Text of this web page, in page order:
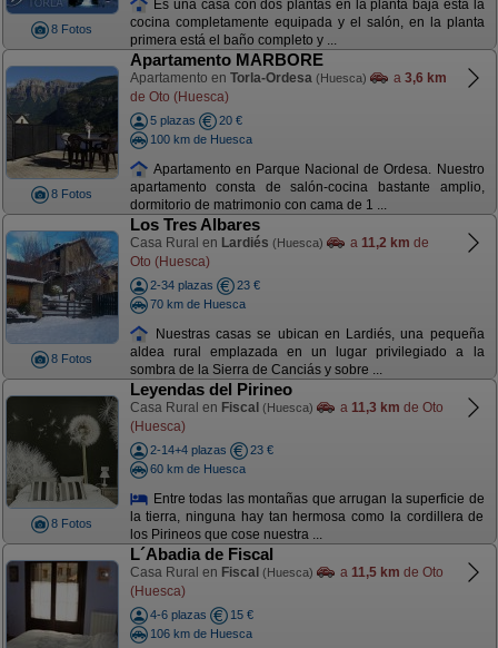
8 Fotos
Es una casa con dos plantas en la planta baja está la
cocina completamente equipada y el salón, en la planta
primera está el baño completo y ...
8 Fotos
Apartamento MARBORE
Apartamento en Torla-Ordesa (Huesca) a 3,6 km
de Oto (Huesca)
5 plazas
20 €
100 km de Huesca
Apartamento en Parque Nacional de Ordesa. Nuestro
apartamento consta de salón-cocina bastante amplio,
dormitorio de matrimonio con cama de 1 ...
8 Fotos
Los Tres Albares
Casa Rural en Lardiés (Huesca) a 11,2 km de
Oto (Huesca)
2-34 plazas
23 €
70 km de Huesca
Nuestras casas se ubican en Lardiés, una pequeña
aldea rural emplazada en un lugar privilegiado a la
sombra de la Sierra de Canciás y sobre ...
8 Fotos
Leyendas del Pirineo
Casa Rural en Fiscal (Huesca) a 11,3 km de Oto
(Huesca)
2-14+4 plazas
23 €
60 km de Huesca
Entre todas las montañas que arrugan la superficie de
la tierra, ninguna hay tan hermosa como la cordillera de
los Pirineos que cose nuestra ...
L´Abadia de Fiscal
Casa Rural en Fiscal (Huesca) a 11,5 km de Oto
(Huesca)
4-6 plazas
15 €
106 km de Huesca